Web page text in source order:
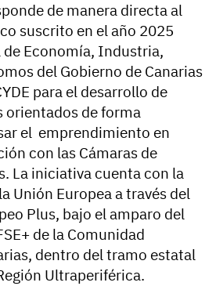
de manera directa al
suscrito en el año 2025
de Economía, Industria,
del Gobierno de Canarias
para el desarrollo de
orientados de forma
el emprendimiento en
con las Cámaras de
La iniciativa cuenta con la
Unión Europea a través del
Plus, bajo el amparo del
de la Comunidad
dentro del tramo estatal
Ultraperiférica.